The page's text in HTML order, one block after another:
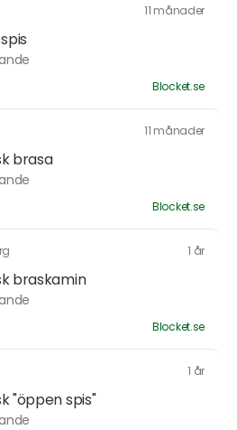
11 månader
Blocket.se
11 månader
brasa
Blocket.se
1 år
braskamin
Blocket.se
1 år
"öppen spis"